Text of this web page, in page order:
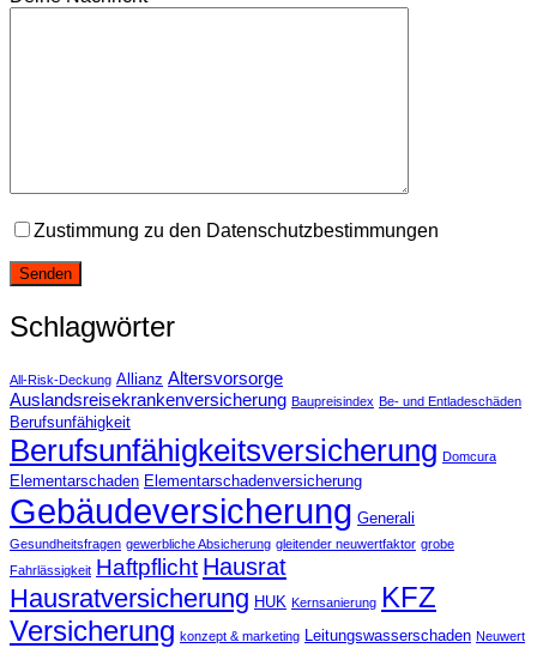
Zustimmung zu den Datenschutzbestimmungen
Schlagwörter
All-Risk-Deckung Allianz Altersvorsorge
Auslandsreisekrankenversicherung Baupreisindex Be- und Entladeschäden
Berufsunfähigkeit
Berufsunfähigkeitsversicherung Domcura
Elementarschaden Elementarschadenversicherung
Gebäudeversicherung Generali
Gesundheitsfragen gewerbliche Absicherung gleitender neuwertfaktor grobe
Fahrlässigkeit Haftpflicht Hausrat
Hausratversicherung HUK Kernsanierung KFZ
Versicherung konzept & marketing Leitungswasserschaden Neuwert